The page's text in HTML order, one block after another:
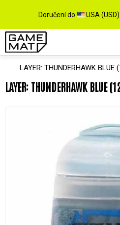
Doručení do USA (USD)
LAYER: THUNDERHAWK BLUE
LAYER: THUNDERHAWK BLUE